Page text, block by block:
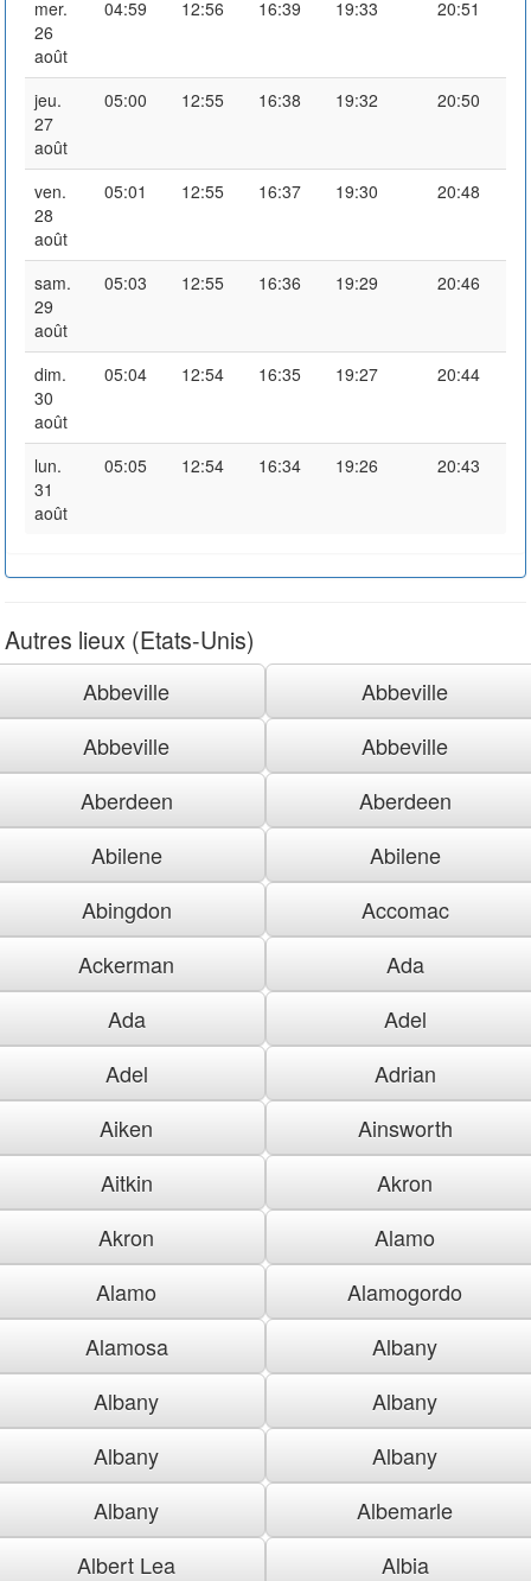
mer.
26
août
04:59 12:56 16:39 19:33 20:51
jeu.
27
août
05:00 12:55 16:38 19:32 20:50
ven.
28
août
05:01 12:55 16:37 19:30 20:48
sam.
29
août
05:03 12:55 16:36 19:29 20:46
dim.
30
août
05:04 12:54 16:35 19:27 20:44
lun.
31
août
05:05 12:54 16:34 19:26 20:43
Autres lieux (Etats-Unis)
Abbeville
Abbeville
Abbeville
Abbeville
Aberdeen
Aberdeen
Abilene
Abilene
Abingdon
Accomac
Ackerman
Ada
Ada
Adel
Adel
Adrian
Aiken
Ainsworth
Aitkin
Akron
Akron
Alamo
Alamo
Alamogordo
Alamosa
Albany
Albany
Albany
Albany
Albany
Albany
Albemarle
Albert Lea
Albia